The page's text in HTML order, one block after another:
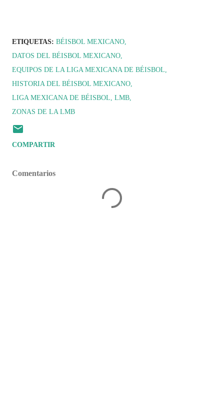
ETIQUETAS: BÉISBOL MEXICANO
DATOS DEL BÉISBOL MEXICANO
EQUIPOS DE LA LIGA MEXICANA DE BÉISBOL
HISTORIA DEL BÉISBOL MEXICANO
LIGA MEXICANA DE BÉISBOL LMB
ZONAS DE LA LMB
COMPARTIR
Comentarios